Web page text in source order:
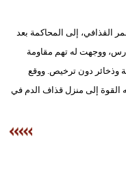
القذافي، إلى المحاكمة بعد
ووجهت له تهم مقاومة
وذخائر دون ترخيص. ووقع
القوة إلى منزل قذاف الدم في